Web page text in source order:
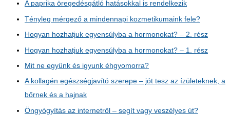
A paprika öregedésgátló hatásokkal is rendelkezik
Tényleg mérgező a mindennapi kozmetikumaink fele?
Hogyan hozhatjuk egyensúlyba a hormonokat? – 2. rész
Hogyan hozhatjuk egyensúlyba a hormonokat? – 1. rész
Mit ne együnk és igyunk éhgyomorra?
A kollagén egészségjavító szerepe – jót tesz az ízületeknek, a
bőrnek és a hajnak
Öngyógyítás az internetről – segít vagy veszélyes út?